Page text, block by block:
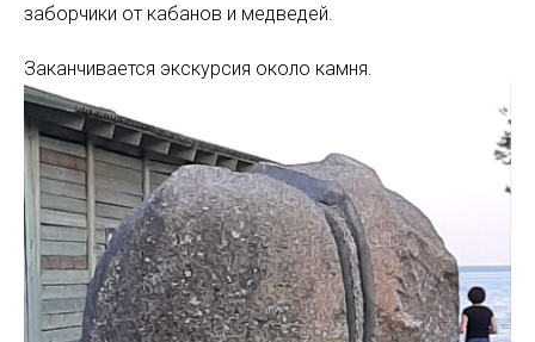
заборчики от кабанов и медведей.
Заканчивается экскурсия около камня.